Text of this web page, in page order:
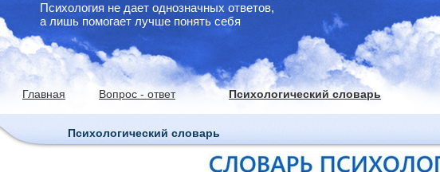
Психология не дает однозначных ответов,
а лишь помогает лучше понять себя
Главная Вопрос - ответ Психологический словарь
Психологический словарь